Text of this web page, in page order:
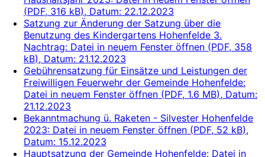
(PDF, 316 kB), Datum: 22.12.2023
Satzung zur Änderung der Satzung über die
Benutzung des Kindergartens Hohenfelde 3.
Nachtrag: Datei in neuem Fenster öffnen (PDF, 358
kB), Datum: 21.12.2023
Gebührensatzung für Einsätze und Leistungen der
Freiwilligen Feuerwehr der Gemeinde Hohenfelde:
Datei in neuem Fenster öffnen (PDF, 1.6 MB), Datum:
21.12.2023
Bekanntmachung ü. Raketen - Silvester Hohenfelde
2023: Datei in neuem Fenster öffnen (PDF, 52 kB),
Datum: 15.12.2023
Hauptsatzung der Gemeinde Hohenfelde: Datei in